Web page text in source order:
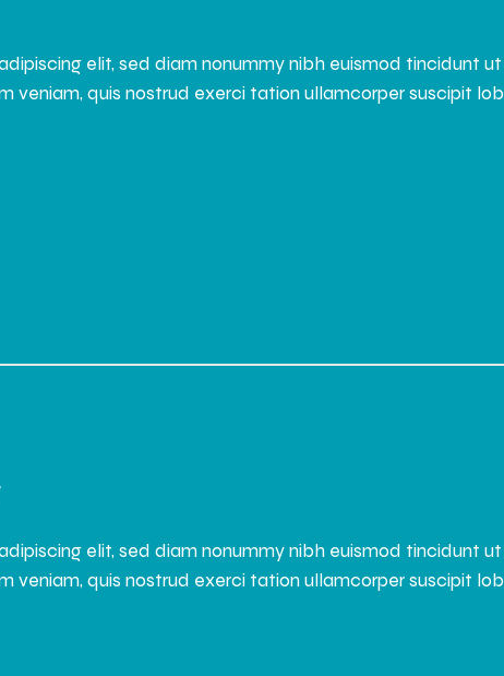
elit, sed diam nonummy nibh euismod tincidunt
veniam, quis nostrud exerci tation ullamcorper suscipit
elit, sed diam nonummy nibh euismod tincidunt
veniam, quis nostrud exerci tation ullamcorper suscipit